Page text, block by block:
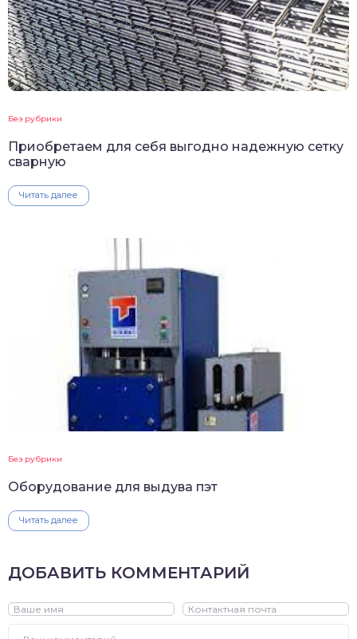
Без рубрики
Приобретаем для себя выгодно надежную сетку
сварную
Читать далее
Без рубрики
Оборудование для выдува пэт
Читать далее
ДОБАВИТЬ КОММЕНТАРИЙ